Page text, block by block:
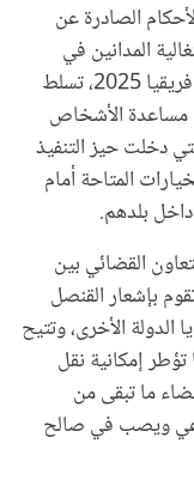
الصادرة عن
المدانين في
قضايا شغب الملاعب عقب نهائي كأس أمم إفريقيا 2025، تسلط
مساعدة الأشخاص
دخلت حيز التنفيذ
الخيارات المتاحة أمام
داخل بلدهم.
القضائي بين
بإشعار القنصل
الأخرى، وتتيح
تؤطر إمكانية نقل
ما تبقى من
ويصب في صالح